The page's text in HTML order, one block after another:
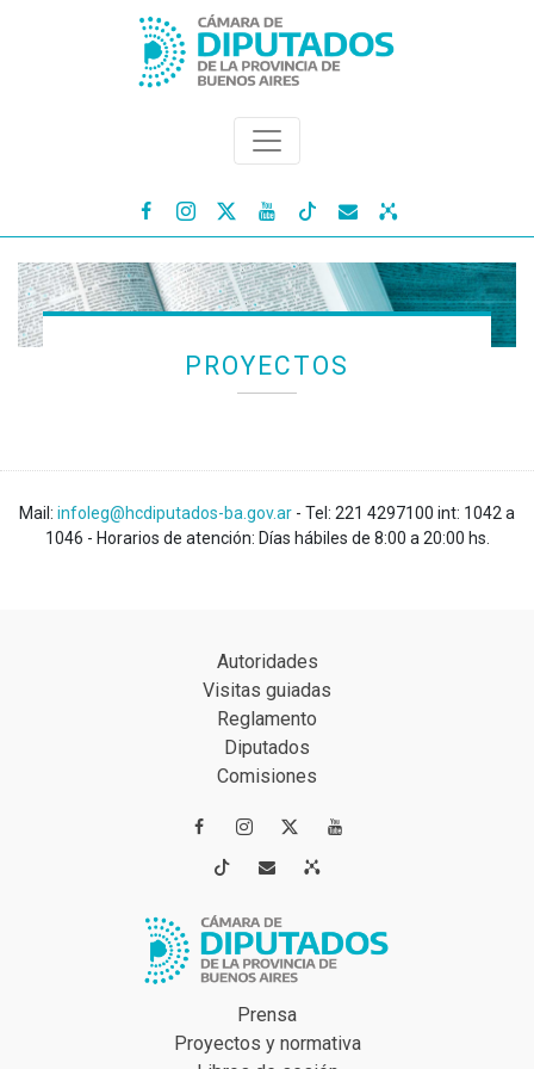
   
PROYECTOS
Mail: infoleg@hcdiputados-ba.gov.ar - Tel: 221 4297100 int: 1042 a
1046 - Horarios de atención: Días hábiles de 8:00 a 20:00 hs.
Autoridades
Visitas guiadas
Reglamento
Diputados
Comisiones
 
 
Prensa
Proyectos y normativa